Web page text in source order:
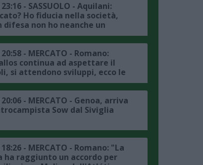
23:16 - SASSUOLO - Aquilani:
Ho fiducia nella società,
difesa non ho neanche un
20:58 - MERCATO - Romano:
continua ad aspettare il
si attendono sviluppi, ecco le
20:06 - MERCATO - Genoa, arriva
Sow dal Siviglia
18:26 - MERCATO - Romano: "La
ha raggiunto un accordo per